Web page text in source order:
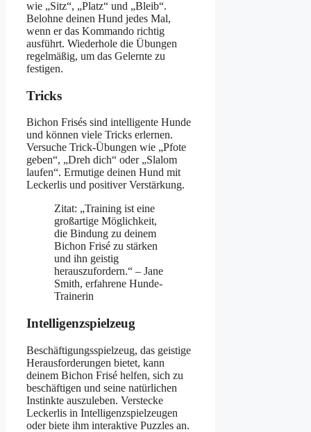
wie „Sitz“, „Platz“ und „Bleib“.
Belohne deinen Hund jedes Mal,
wenn er das Kommando richtig
ausführt. Wiederhole die Übungen
regelmäßig, um das Gelernte zu
festigen.
Tricks
Bichon Frisés sind intelligente Hunde
und können viele Tricks erlernen.
Versuche Trick-Übungen wie „Pfote
geben“, „Dreh dich“ oder „Slalom
laufen“. Ermutige deinen Hund mit
Leckerlis und positiver Verstärkung.
Zitat: „Training ist eine
großartige Möglichkeit,
die Bindung zu deinem
Bichon Frisé zu stärken
und ihn geistig
herauszufordern.“ – Jane
Smith, erfahrene Hunde-
Trainerin
Intelligenzspielzeug
Beschäftigungsspielzeug, das geistige
Herausforderungen bietet, kann
deinem Bichon Frisé helfen, sich zu
beschäftigen und seine natürlichen
Instinkte auszuleben. Verstecke
Leckerlis in Intelligenzspielzeugen
oder biete ihm interaktive Puzzles an.